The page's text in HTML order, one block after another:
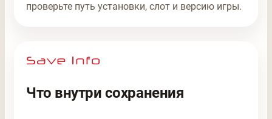
проверьте путь установки, слот и версию игры.
Что внутри сохранения